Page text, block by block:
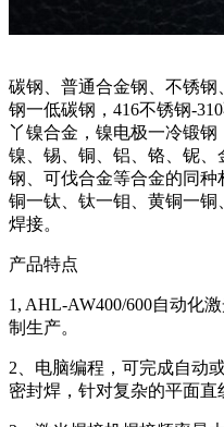
碳钢、普通合金钢、不锈
钢一低碳钢， 416不锈钢-310
丫镍合金，镍电极一冷锻钢
镍、锡、铜、铝、铬、铌、
钢、可伐合金等合金的同种
铜一钛、钛一钼、黄铜一
焊接。
产品特点
1, AHL-AW400/600自动化
制生产。
2 、电脑编程，可完成自动
密封焊，针对复杂的平面直